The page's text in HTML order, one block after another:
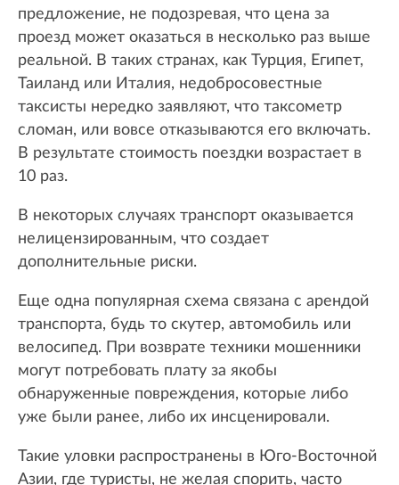
предложение, не подозревая, что цена за
проезд может оказаться в несколько раз выше
реальной. В таких странах, как Турция, Египет,
Таиланд или Италия, недобросовестные
таксисты нередко заявляют, что таксометр
сломан, или вовсе отказываются его включать.
В результате стоимость поездки возрастает в
10 раз.
В некоторых случаях транспорт оказывается
нелицензированным, что создает
дополнительные риски.
Еще одна популярная схема связана с арендой
транспорта, будь то скутер, автомобиль или
велосипед. При возврате техники мошенники
могут потребовать плату за якобы
обнаруженные повреждения, которые либо
уже были ранее, либо их инсценировали.
Такие уловки распространены в Юго-Восточной
Азии, где туристы, не желая спорить, часто